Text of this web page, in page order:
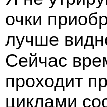
очки
лучше
Сейчас
проходит
циклами